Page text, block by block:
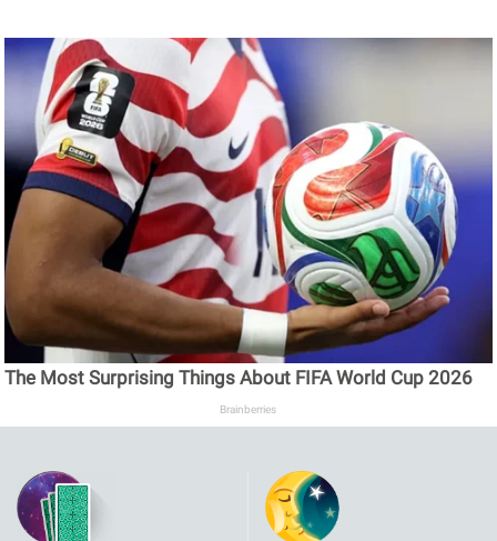
The Most Surprising Things About FIFA World Cup 2026
Brainberries